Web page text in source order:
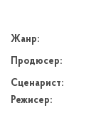
Жанр:
Продюсер:
Сценарист:
Режисер: